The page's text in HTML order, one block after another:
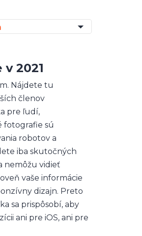
2021
Nájdete tu
členov
pre ľudí,
fotografie sú
robotov a
iba skutočných
nemôžu vidieť
vaše informácie
dizajn. Preto
sa prispôsobí, aby
ani pre iOS, ani pre